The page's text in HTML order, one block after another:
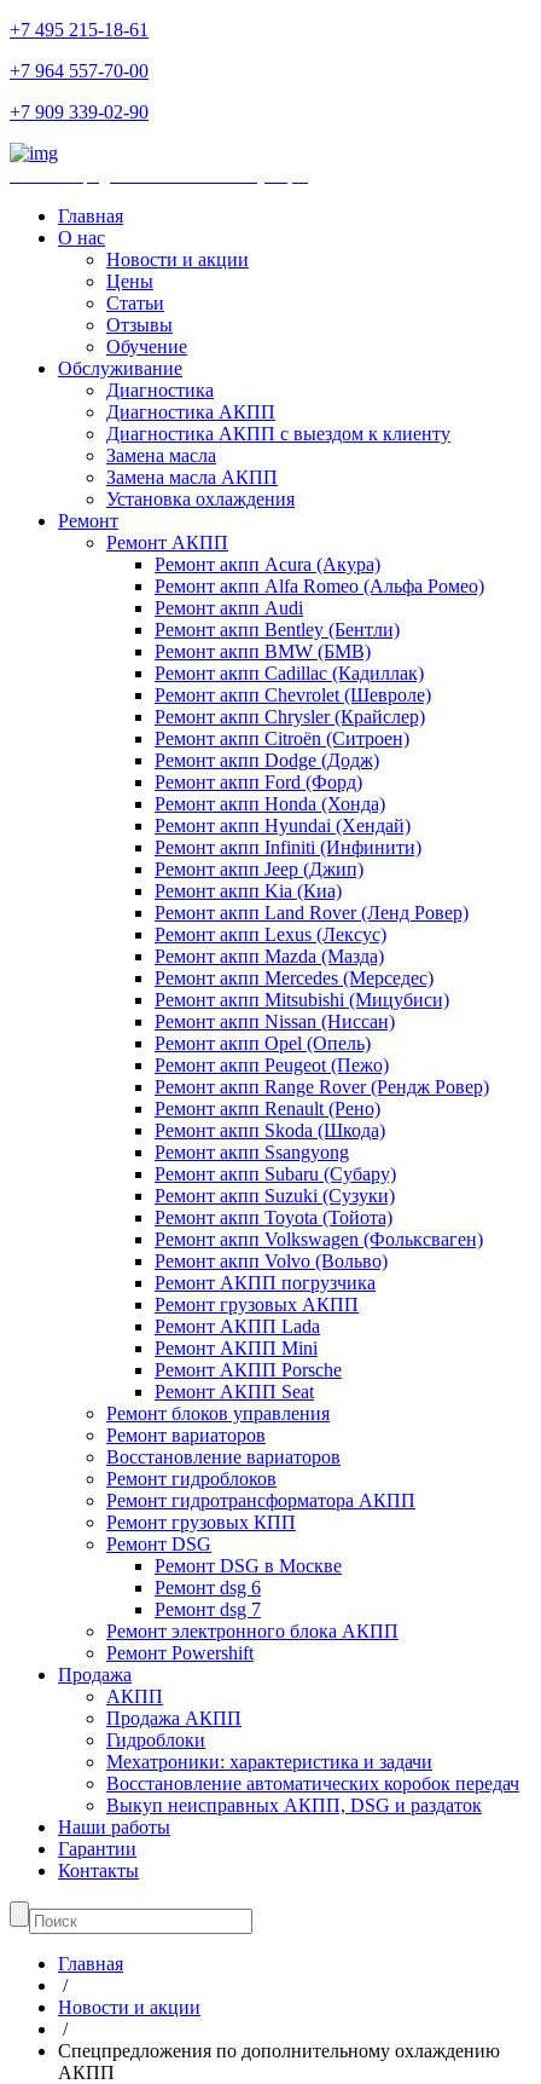
+7 495 215-18-61
+7 964 557-70-00
+7 909 339-02-90
Главная
О нас
Новости и акции
Цены
Статьи
Отзывы
Обучение
Обслуживание
Диагностика
Диагностика АКПП
Диагностика АКПП с выездом к клиенту
Замена масла
Замена масла АКПП
Установка охлаждения
Ремонт
Ремонт АКПП
Ремонт акпп Acura (Акура)
Ремонт акпп Alfa Romeo (Альфа Ромео)
Ремонт акпп Audi
Ремонт акпп Bentley (Бентли)
Ремонт акпп BMW (БМВ)
Ремонт акпп Cadillac (Кадиллак)
Ремонт акпп Chevrolet (Шевроле)
Ремонт акпп Chrysler (Крайслер)
Ремонт акпп Citroën (Ситроен)
Ремонт акпп Dodge (Додж)
Ремонт акпп Ford (Форд)
Ремонт акпп Honda (Хонда)
Ремонт акпп Hyundai (Хендай)
Ремонт акпп Infiniti (Инфинити)
Ремонт акпп Jeep (Джип)
Ремонт акпп Kia (Киа)
Ремонт акпп Land Rover (Ленд Ровер)
Ремонт акпп Lexus (Лексус)
Ремонт акпп Mazda (Мазда)
Ремонт акпп Mercedes (Мерседес)
Ремонт акпп Mitsubishi (Мицубиси)
Ремонт акпп Nissan (Ниссан)
Ремонт акпп Opel (Опель)
Ремонт акпп Peugeot (Пежо)
Ремонт акпп Range Rover (Рендж Ровер)
Ремонт акпп Renault (Рено)
Ремонт акпп Skoda (Шкода)
Ремонт акпп Ssangyong
Ремонт акпп Subaru (Cубару)
Ремонт акпп Suzuki (Сузуки)
Ремонт акпп Toyota (Тойота)
Ремонт акпп Volkswagen (Фольксваген)
Ремонт акпп Volvo (Вольво)
Ремонт АКПП погрузчика
Ремонт грузовых АКПП
Ремонт АКПП Lada
Ремонт АКПП Mini
Ремонт АКПП Porsche
Ремонт АКПП Seat
Ремонт блоков управления
Ремонт вариаторов
Восстановление вариаторов
Ремонт гидроблоков
Ремонт гидротрансформатора АКПП
Ремонт грузовых КПП
Ремонт DSG
Ремонт DSG в Москве
Ремонт dsg 6
Ремонт dsg 7
Ремонт электронного блока АКПП
Ремонт Powershift
Продажа
АКПП
Продажа АКПП
Гидроблоки
Мехатроники: характеристика и задачи
Восстановление автоматических коробок передач
Выкуп неисправных АКПП, DSG и раздаток
Наши работы
Гарантии
Контакты
Главная
/
Новости и акции
/
Спецпредложения по дополнительному охлаждению
АКПП